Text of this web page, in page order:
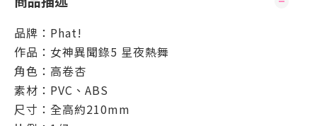
品牌：Phat!
作品：女神異聞錄5 星夜熱舞
角色：高卷杏
素材：PVC、ABS
尺寸：全高約210mm